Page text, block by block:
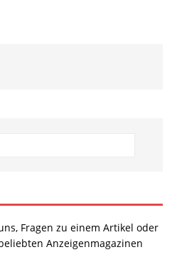
Fragen zu einem Artikel oder
Anzeigenmagazinen